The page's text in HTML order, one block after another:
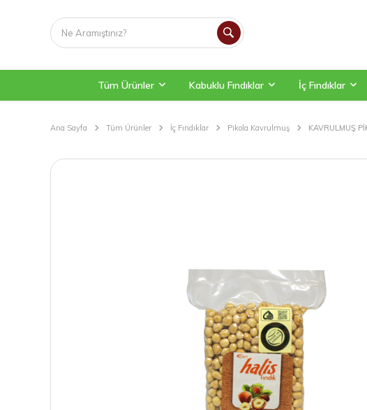
Tüm Ürünler Kabuklu Fındıklar İç Fındıklar
Ana Sayfa Tüm Ürünler İç Fındıklar Pikola Kavrulmuş KAVRULMUŞ